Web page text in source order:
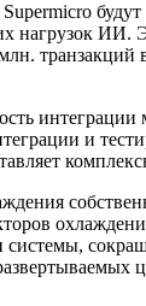
и